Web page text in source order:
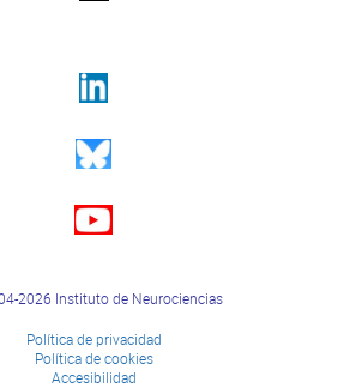
2026 Instituto de Neurociencias
Política de privacidad
Política de cookies
Accesibilidad